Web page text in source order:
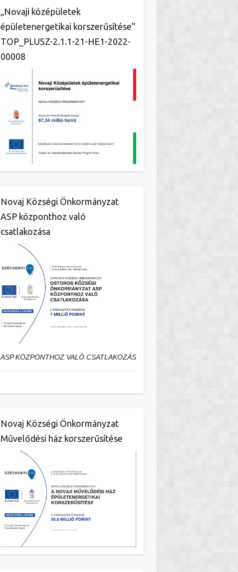
„Novaji középületek
épületenergetikai korszerűsítése”
TOP_PLUSZ-2.1.1-21-HE1-2022-
00008
Novaj Községi Önkormányzat
ASP központhoz való
csatlakozása
ASP KÖZPONTHOZ VALÓ CSATLAKOZÁS
Novaj Községi Önkormányzat
Művelődési ház korszerűsítése